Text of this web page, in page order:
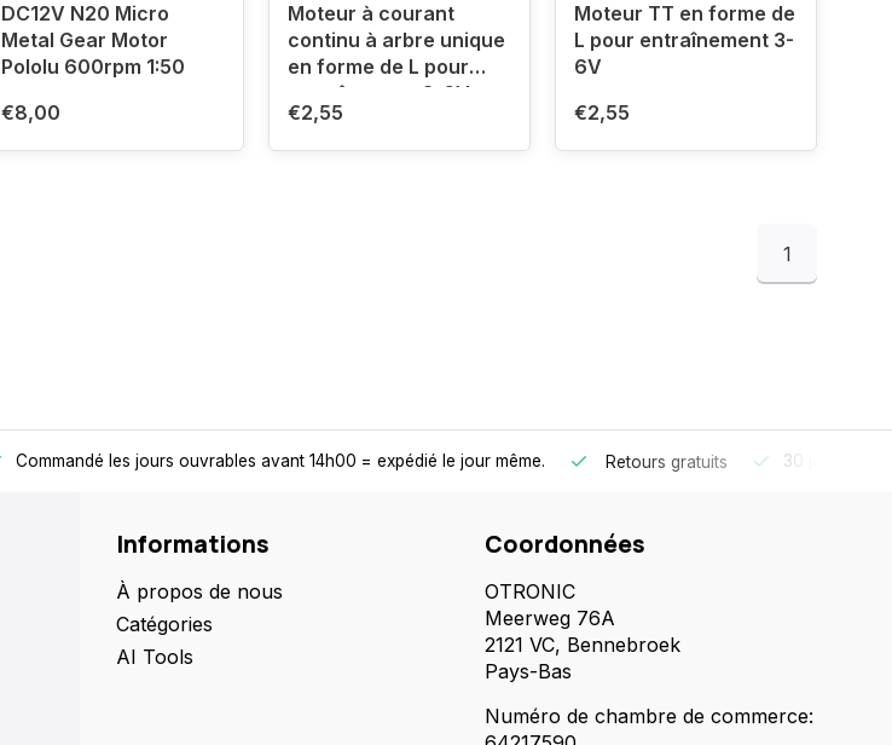
DC12V N20 Micro
Metal Gear Motor
Pololu 600rpm 1:50
€8,00
Moteur à courant
continu à arbre unique
en forme de L pour
entraînement 3-6V
€2,55
Moteur TT en forme de
L pour entraînement 3-
6V
€2,55
1
Commandé les jours ouvrables avant 14h00 = expédié le jour même. Retours gratuits 30 jours de
Informations
À propos de nous
Catégories
AI Tools
Coordonnées
OTRONIC
Meerweg 76A
2121 VC, Bennebroek
Pays-Bas
Numéro de chambre de commerce: